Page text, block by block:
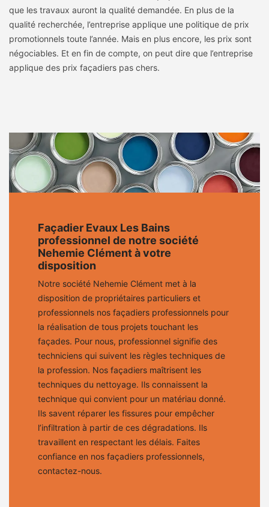
que les travaux auront la qualité demandée. En plus de la
qualité recherchée, l’entreprise applique une politique de prix
promotionnels toute l’année. Mais en plus encore, les prix sont
négociables. Et en fin de compte, on peut dire que l’entreprise
applique des prix façadiers pas chers.
Façadier Evaux Les Bains
professionnel de notre société
Nehemie Clément à votre
disposition
Notre société Nehemie Clément met à la
disposition de propriétaires particuliers et
professionnels nos façadiers professionnels pour
la réalisation de tous projets touchant les
façades. Pour nous, professionnel signifie des
techniciens qui suivent les règles techniques de
la profession. Nos façadiers maîtrisent les
techniques du nettoyage. Ils connaissent la
technique qui convient pour un matériau donné.
Ils savent réparer les fissures pour empêcher
l’infiltration à partir de ces dégradations. Ils
travaillent en respectant les délais. Faites
confiance en nos façadiers professionnels,
contactez-nous.